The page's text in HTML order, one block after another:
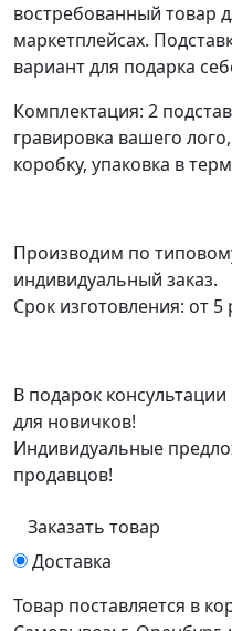
востребованный товар
маркетплейсах.
вариант для подарка
Комплектация: 2
гравировка вашего
коробку, упаковка в
Производим по
индивидуальный заказ.
Срок изготовления: от
В подарок
для новичков!
Индивидуальные
продавцов!
Заказать товар
Доставка
Товар поставляется в